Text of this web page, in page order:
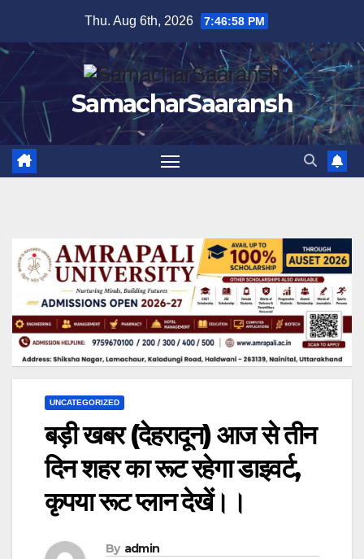
content
Thu. Aug 6th, 2026 7:46:59 PM
SamacharSaaransh
UNCATEGORIZED
बड़ी खबर (देहरादून) आज से तीन
दिन शहर का रूट रहेगा डाइवर्ट,
कृपया रूट प्लान देखें।।
By admin